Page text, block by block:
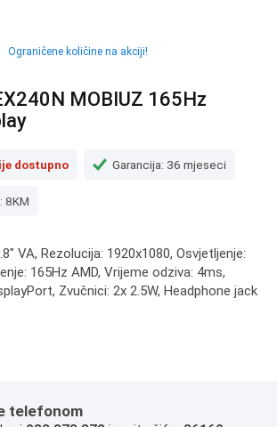
Ograničene količine na akciji!
MOBIUZ 165Hz
dostupno Garancija: 36 mjeseci
8KM
VA, Rezolucija: 1920x1080, Osvjetljenje:
165Hz AMD, Vrijeme odziva: 4ms,
Zvučnici: 2x 2.5W, Headphone jack
telefonom